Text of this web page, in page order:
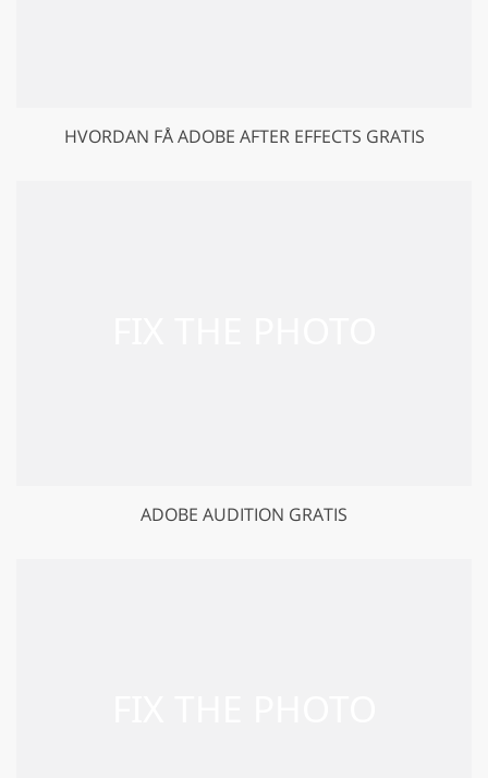
HVORDAN FÅ ADOBE AFTER EFFECTS GRATIS
ADOBE AUDITION GRATIS